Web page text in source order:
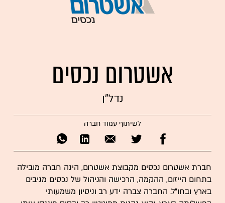
אשטרום נכסים
נדל"ן
לשיתוף עמוד חברה
חברת אשטרום נכסים מקבוצת אשטרום, הינה חברה מובילה
בתחום הייזום, ההקמה, הרכישה והניהול של נכסים מניבים
בארץ ובחו"ל. החברה צברה ידע רב וניסיון משמעותי